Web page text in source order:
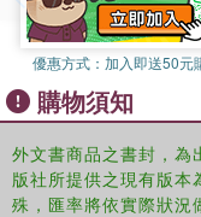
優惠方式： 加入即送50元
購物須知
外文書商品之書封，為
版社所提供之現有版本
殊，匯率將依實際狀況